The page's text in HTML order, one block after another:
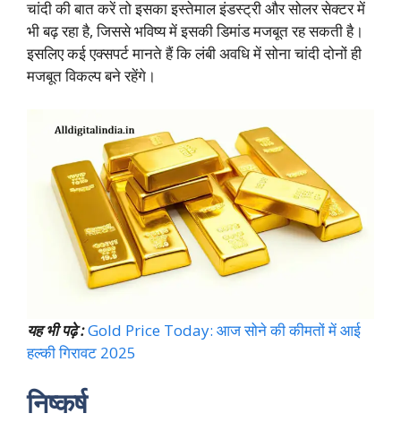
चांदी की बात करें तो इसका इस्तेमाल इंडस्ट्री और सोलर सेक्टर में
भी बढ़ रहा है, जिससे भविष्य में इसकी डिमांड मजबूत रह सकती है।
इसलिए कई एक्सपर्ट मानते हैं कि लंबी अवधि में सोना चांदी दोनों ही
मजबूत विकल्प बने रहेंगे।
यह भी पढ़े :Gold Price Today: आज सोने की कीमतों में आई
हल्की गिरावट 2025
निष्कर्ष